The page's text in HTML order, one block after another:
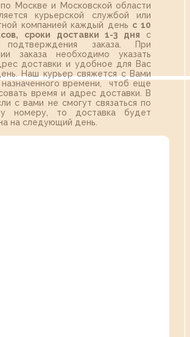
Москве и Московской области
курьерской службой или
компанией каждый день с 10
сроки доставки 1-3 дня с
подтверждения заказа. При
заказа необходимо указать
доставки и удобное для Вас
Наш курьер свяжется с Вами
времени, чтоб еще
время и адрес доставки. В
с вами не смогут связаться по
номеру, то доставка будет
на следующий день.